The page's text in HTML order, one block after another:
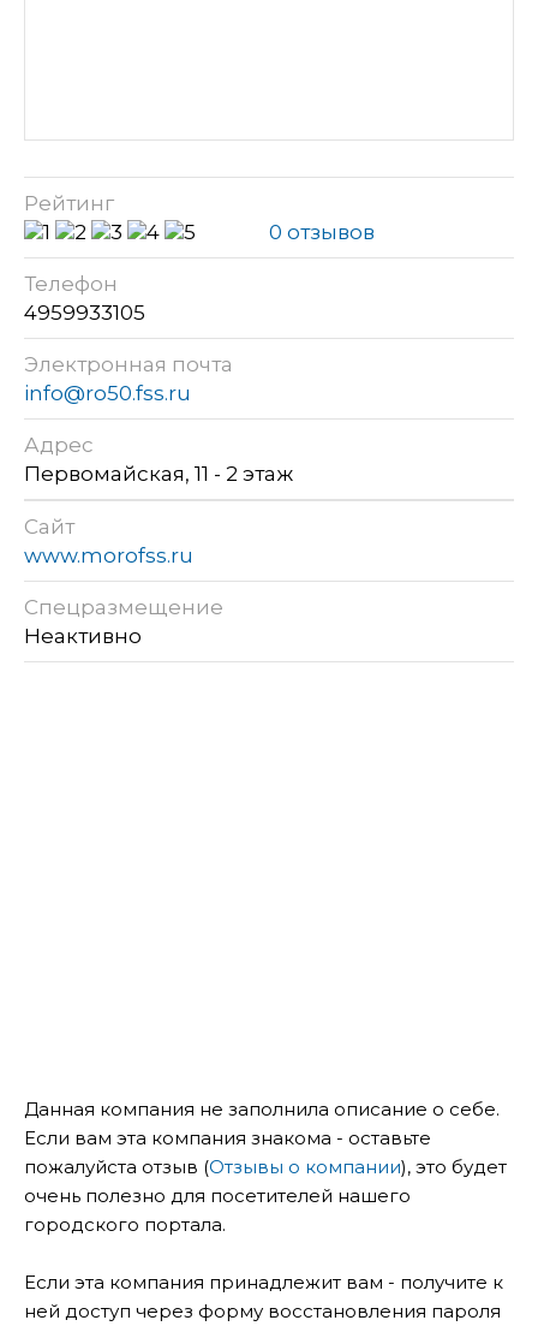
Рейтинг
0 отзывов
Телефон
4959933105
Электронная почта
info@ro50.fss.ru
Адрес
Первомайская, 11 - 2 этаж
Сайт
www.morofss.ru
Спецразмещение
Неактивно
Данная компания не заполнила описание о себе.
Если вам эта компания знакома - оставьте
пожалуйста отзыв (Отзывы о компании), это будет
очень полезно для посетителей нашего
городского портала.
Если эта компания принадлежит вам - получите к
ней доступ через форму восстановления пароля